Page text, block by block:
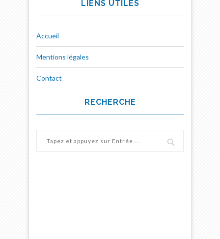
LIENS UTILES
Accueil
Mentions légales
Contact
RECHERCHE